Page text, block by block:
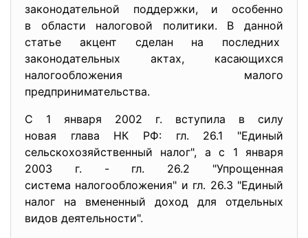
законодательной поддержки, и особенно
в области налоговой политики. В данной
статье акцент сделан на последних
законодательных актах, касающихся
налогообложения малого
предпринимательства.
С 1 января 2002 г. вступила в силу
новая глава НК РФ: гл. 26.1 "Единый
сельскохозяйственный налог", а с 1 января
2003 г. - гл. 26.2 "Упрощенная
система налогообложения" и гл. 26.3 "Единый
налог на вмененный доход для отдельных
видов деятельности".